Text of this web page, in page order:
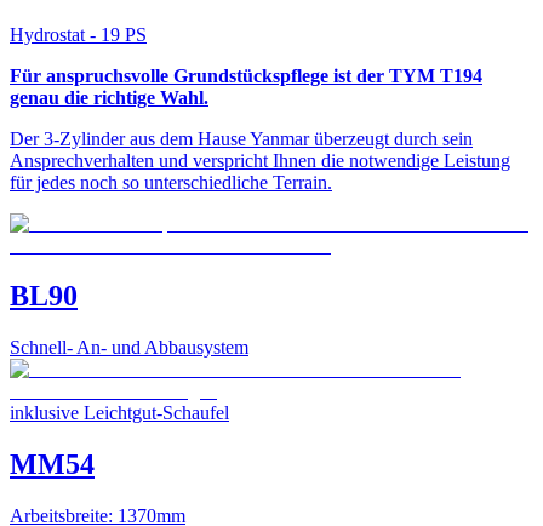
Hydrostat - 19 PS
Für anspruchsvolle Grundstückspflege ist der TYM T194
genau die richtige Wahl.
Der 3-Zylinder aus dem Hause Yanmar überzeugt durch sein
Ansprechverhalten und verspricht Ihnen die notwendige Leistung
für jedes noch so unterschiedliche Terrain.
BL90
Schnell- An- und Abbausystem
inklusive Leichtgut-Schaufel
MM54
Arbeitsbreite: 1370mm